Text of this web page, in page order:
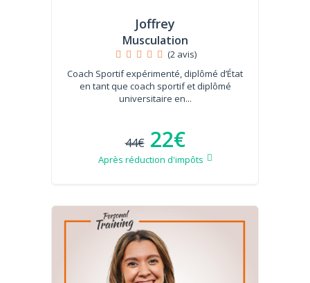
Joffrey
Musculation
(2 avis)
Coach Sportif expérimenté, diplômé d’État
en tant que coach sportif et diplômé
universitaire en...
44€ 22€
Après réduction d'impôts